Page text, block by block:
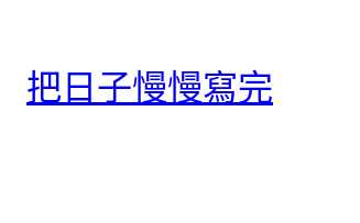
把日子慢慢寫完